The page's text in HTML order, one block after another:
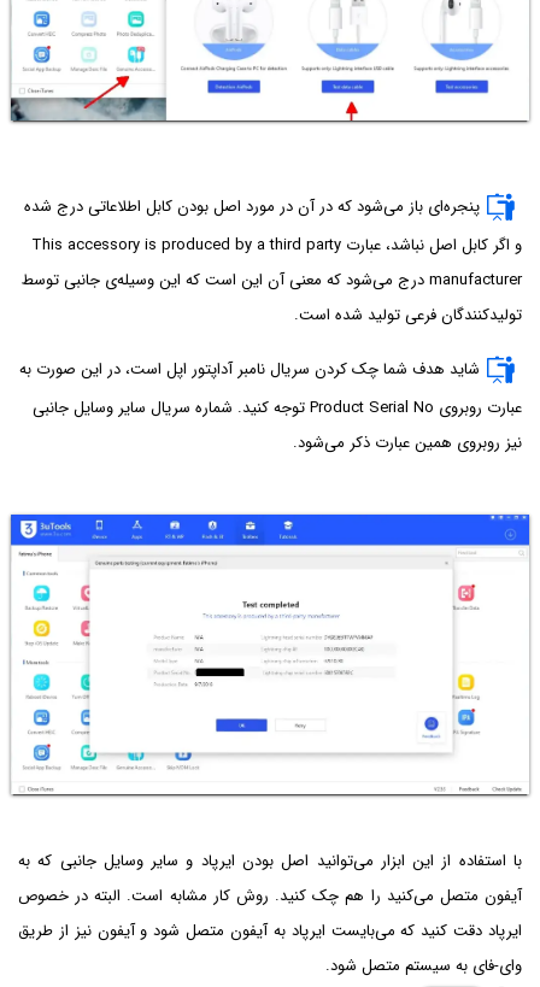
پنجره‌ای باز می‌شود که در آن در مورد اصل بودن کابل اطلاعاتی درج شده
و اگر کابل اصل نباشد، عبارت This accessory is produced by a third party
manufacturer درج می‌شود که معنی آن این است که این وسیله‌ی جانبی توسط
تولیدکنندگان فرعی تولید شده است.
شاید هدف شما چک کردن سریال نامبر آداپتور اپل است، در این صورت به
عبارت روبروی Product Serial No توجه کنید. شماره سریال سایر وسایل جانبی
نیز روبروی همین عبارت ذکر می‌شود.
با استفاده از این ابزار می‌توانید اصل بودن ایرپاد و سایر وسایل جانبی که به
آیفون متصل می‌کنید را هم چک کنید. روش کار مشابه است. البته در خصوص
ایرپاد دقت کنید که می‌بایست ایرپاد به آیفون متصل شود و آیفون نیز از طریق
وای-فای به سیستم متصل شود.